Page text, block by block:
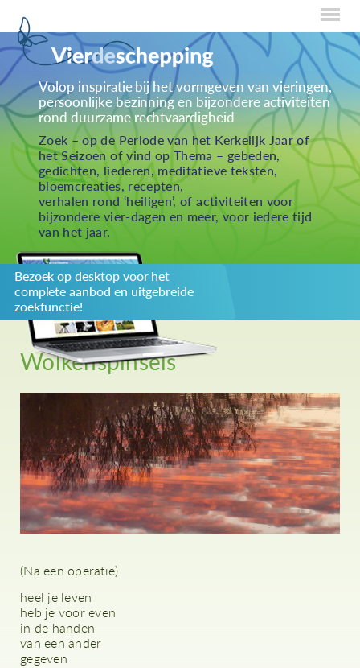
Home
Over Creaties
Over Vieren
Over Eten
Over Activiteiten
Inzenden
Over ons
Privacybeleid
Redactiestatuut
log in
Volop inspiratie bij het vormgeven van vieringen,
persoonlijke bezinning en bijzondere activiteiten
rond duurzame rechtvaardigheid
Zoek – op de Periode van het Kerkelijk Jaar of
het Seizoen of vind op Thema – gebeden,
gedichten, liederen, meditatieve teksten,
bloemcreaties, recepten,
verhalen rond ‘heiligen’, of activiteiten voor
bijzondere vier-dagen en meer, voor iedere tijd
van het jaar.
Bezoek op desktop voor het
complete aanbod en uitgebreide
zoekfunctie!
Wolkenspinsels
(Na een operatie)
heel je leven
heb je voor even
in de handen
van een ander
gegeven